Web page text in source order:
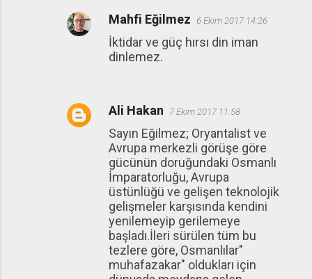
Mahfi Eğilmez 6 Ekim 2017 14:26
İktidar ve güç hırsı din iman
dinlemez.
Ali Hakan 7 Ekim 2017 11:58
Sayın Eğilmez; Oryantalist ve
Avrupa merkezli görüşe göre
gücünün doruğundaki Osmanlı
İmparatorluğu, Avrupa
üstünlüğü ve gelişen teknolojik
gelişmeler karşısında kendini
yenilemeyip gerilemeye
başladı.İleri sürülen tüm bu
tezlere göre, Osmanlılar"
muhafazakar" oldukları için